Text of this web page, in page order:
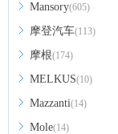
Mansory(605)
摩登汽车(113)
摩根(174)
MELKUS(10)
Mazzanti(14)
Mole(14)